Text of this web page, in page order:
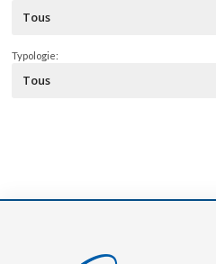
Typologie: